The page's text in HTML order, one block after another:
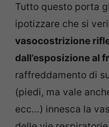
Tutto questo porta
ipotizzare che si
vasocostrizione
dall’esposizione al
raffreddamento di
(piedi, ma vale
ecc…) innesca la